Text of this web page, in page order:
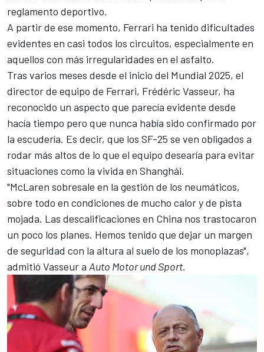
reglamento deportivo.
A partir de ese momento, Ferrari ha tenido dificultades
evidentes en casi todos los circuitos, especialmente en
aquellos con más irregularidades en el asfalto.
Tras varios meses desde el inicio del Mundial 2025, el
director de equipo de Ferrari, Frédéric Vasseur, ha
reconocido un aspecto que parecía evidente desde
hacía tiempo pero que nunca había sido confirmado por
la escudería. Es decir, que los SF-25 se ven obligados a
rodar más altos de lo que el equipo desearía para evitar
situaciones como la vivida en Shanghái.
"McLaren sobresale en la gestión de los neumáticos,
sobre todo en condiciones de mucho calor y de pista
mojada. Las descalificaciones en China nos trastocaron
un poco los planes. Hemos tenido que dejar un margen
de seguridad con la altura al suelo de los monoplazas",
admitió Vasseur a Auto Motor und Sport.